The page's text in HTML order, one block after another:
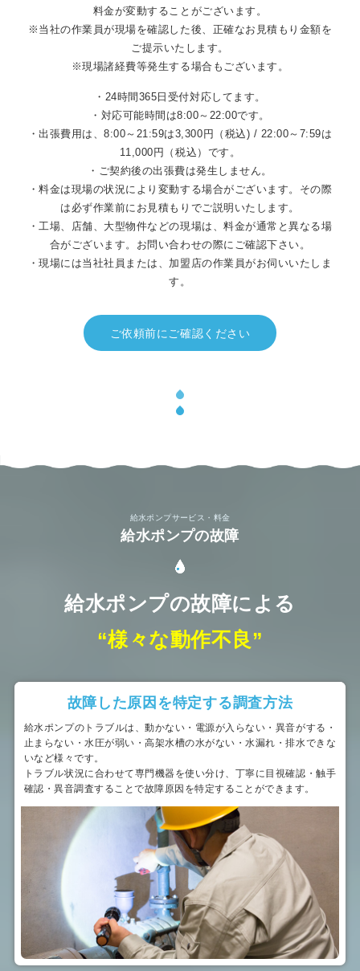
料金が変動することがございます。
※当社の作業員が現場を確認した後、正確なお見積もり金額を
ご提示いたします。
※現場諸経費等発生する場合もございます。
・24時間365日受付対応してます。
・対応可能時間は8:00～22:00です。
・出張費用は、8:00～21:59は3,300円（税込) / 22:00～7:59は
11,000円（税込）です。
・ご契約後の出張費は発生しません。
・料金は現場の状況により変動する場合がございます。その際
は必ず作業前にお見積もりでご説明いたします。
・工場、店舗、大型物件などの現場は、料金が通常と異なる場
合がございます。お問い合わせの際にご確認下さい。
・現場には当社社員または、加盟店の作業員がお伺いいたしま
す。
ご依頼前にご確認ください
給水ポンプサービス・料金
給水ポンプの故障
給水ポンプの故障による
“様々な動作不良”
故障した原因を特定する調査方法
給水ポンプのトラブルは、動かない・電源が入らない・異音がする・
止まらない・水圧が弱い・高架水槽の水がない・水漏れ・排水できな
いなど様々です。
トラブル状況に合わせて専門機器を使い分け、丁寧に目視確認・触手
確認・異音調査することで故障原因を特定することができます。